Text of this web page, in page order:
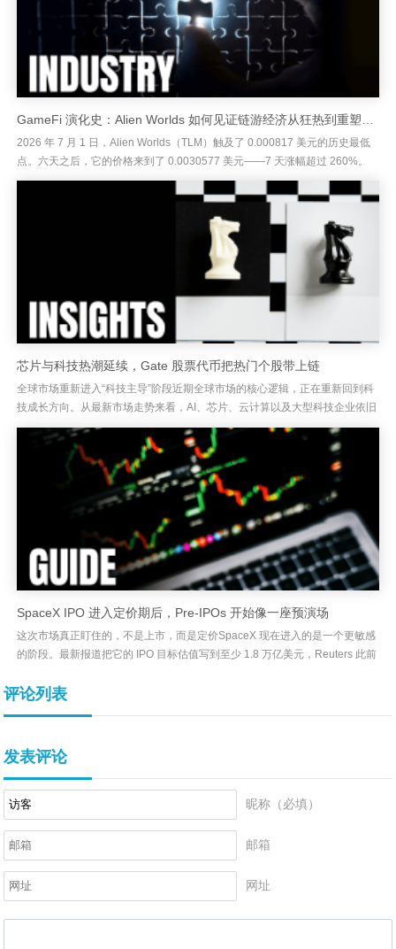
2026 年 7 月 1 日，Alien Worlds（TLM）触及了 0.000817 美元的历史最低
点。六天之后，它的价格来到了 0.0030577 美元——7 天涨幅超过 260%。
对于一个市值...
芯片与科技热潮延续，Gate 股票代币把热门个股带上链
全球市场重新进入“科技主导”阶段近期全球市场的核心逻辑，正在重新回到科
技成长方向。从最新市场走势来看，AI、芯片、云计算以及大型科技企业依旧
是当前最强的资金主线。多家国际机构近期上调科技行业盈利预期，...
SpaceX IPO 进入定价期后，Pre-IPOs 开始像一座预演场
这次市场真正盯住的，不是上市，而是定价SpaceX 现在进入的是一个更敏感
的阶段。最新报道把它的 IPO 目标估值写到至少 1.8 万亿美元，Reuters 此前
评论列表
发表评论
昵称（必填）
邮箱
网址